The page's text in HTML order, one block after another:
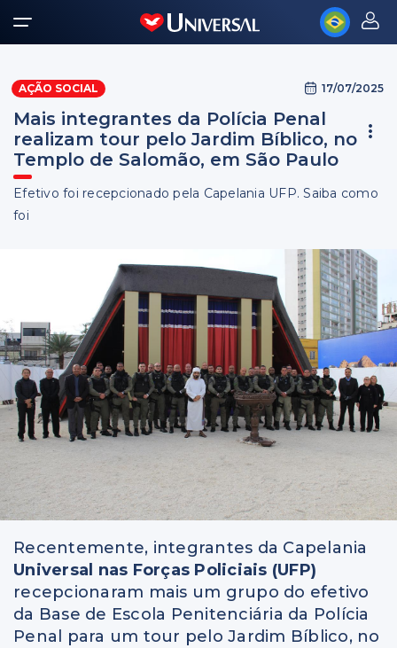
AÇÃO SOCIAL 17/07/2025
Mais integrantes da Polícia Penal
realizam tour pelo Jardim Bíblico, no
Templo de Salomão, em São Paulo
Efetivo foi recepcionado pela Capelania UFP. Saiba como
foi
Recentemente, integrantes da Capelania
Universal nas Forças Policiais (UFP)
recepcionaram mais um grupo do efetivo
da Base de Escola Penitenciária da Polícia
Penal para um tour pelo Jardim Bíblico, no